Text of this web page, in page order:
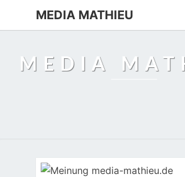
MEDIA MATHIEU
MEDIA